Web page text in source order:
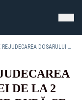
VLAD PASCU CERE REJUDECAREA DOSARULUI TRAGEDIEI DE LA 2 MAI. VREA SĂ FIE LIBER DUPĂ CE A UCIS DOI TINERI
DE LA 2